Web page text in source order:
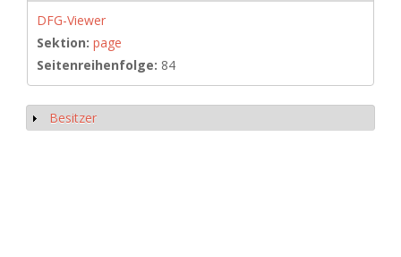
DFG-Viewer
Sektion: page
Seitenreihenfolge: 84
Anzeigen
Besitzer